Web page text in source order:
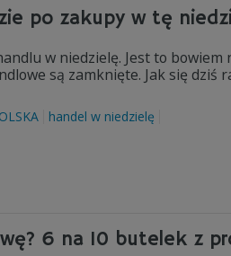
po zakupy w tę
w niedzielę. Jest to
są zamknięte. Jak się dziś
handel w niedzielę
6 na 10 butelek z